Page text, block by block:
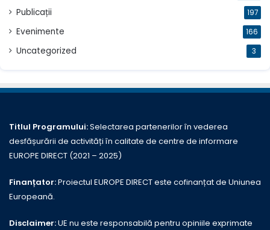
Publicații 197
Evenimente 166
Uncategorized 3
Titlul Programului:Selectarea partenerilor în vederea
desfășurării de activități în calitate de centre de informare
EUROPE DIRECT (2021 – 2025)
Finanțator:Proiectul EUROPE DIRECT este cofinanțat de Uniunea
Europeană.
Disclaimer:UE nu este responsabilă pentru opiniile exprimate